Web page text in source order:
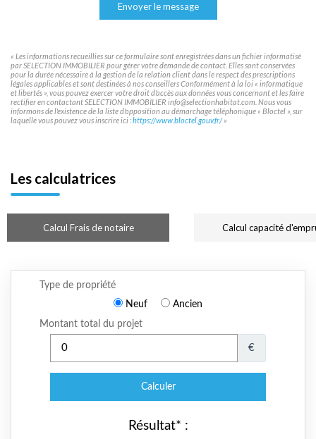
Envoyer le message
« Les informations recueillies sur ce formulaire sont enregistrées dans un fichier informatisé
par SELECTION IMMOBILIER pour gérer votre demande de contact. Elles sont conservées
pour la durée nécessaire à la gestion de la relation client dans le respect des prescriptions
légales applicables et sont destinées à nos conseillers Conformément à la loi « informatique
et libertés », vous pouvez exercer votre droit d'accès aux données vous concernant et les faire
rectifier en contactant SELECTION IMMOBILIER info@selectionhabitat.com. Nous vous
informons de l'existence de la liste d'opposition au démarchage téléphonique « Bloctel », sur
laquelle vous pouvez vous inscrire ici :https://www.bloctel.gouv.fr/»
Les calculatrices
Calcul Frais de notaire Calcul capacité